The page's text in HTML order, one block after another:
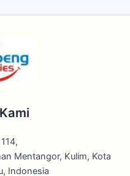
Mentangor, Kulim, Kota
Indonesia